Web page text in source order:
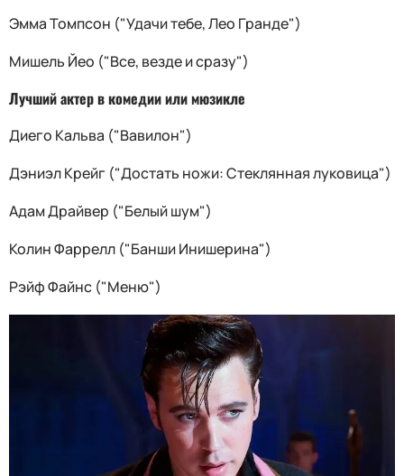
Эмма Томпсон ("Удачи тебе, Лео Гранде")
Мишель Йео ("Все, везде и сразу")
Лучший актер в комедии или мюзикле
Диего Кальва ("Вавилон")
Дэниэл Крейг ("Достать ножи: Стеклянная луковица")
Адам Драйвер ("Белый шум")
Колин Фаррелл ("Банши Инишерина")
Рэйф Файнс ("Меню")